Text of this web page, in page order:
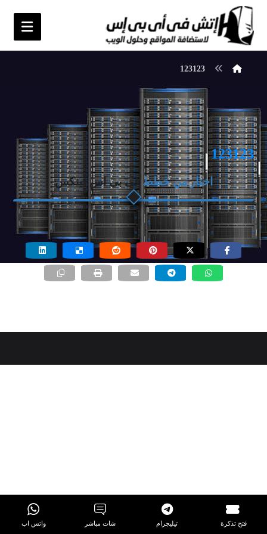
123123
123123
اختار من خططفى بى اس لينكس
فتح تذكرة تيليجرام شات مباشر واتس اب